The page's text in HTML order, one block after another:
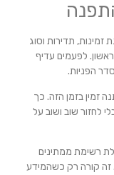
תדירות וסוג
לפעמים עדיף
הפניות.
זמין בזמן הזה. כך
לחזור שוב ושוב על
רשימת ממתינים
זה קורה רק כשהמידע